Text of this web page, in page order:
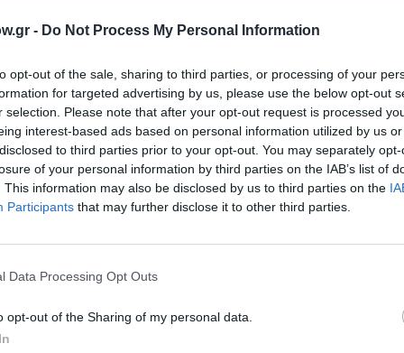
- Do Not Process My Personal Information
opt-out of the sale, sharing to third parties, or processing of your
for targeted advertising by us, please use the below opt-out
selection. Please note that after your opt-out request is processed
interest-based ads based on personal information utilized by us
to third parties prior to your opt-out. You may separately
of your personal information by third parties on the IAB’s list of
This information may also be disclosed by us to third parties on the
Participants that may further disclose it to other third parties.
Data Processing Opt Outs
opt-out of the Sharing of my personal data.
για την εικαστικό
καταγωγή από τη Μικρά Ασία και τη Σάμο.
και κινηματογραφικές αναφορές, η Τσάγκαρη
κυρίαρχες ιστορικές αφηγήσεις και
απώλεια, η πίστη, το όνειρο και η αγάπη,
και ιστορικών δεσμών.
Star , 2019 – 2023 ( στιγμιότυπο ) Μονοκάναλο βίντεο ,
γκαλερί Green Art